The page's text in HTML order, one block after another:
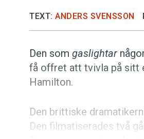
TEXT: ANDERS SVENSSON
Den som gaslightar
få offret att tvivla på sitt
Hamilton.
Den brittiske
Den filmatiserades två